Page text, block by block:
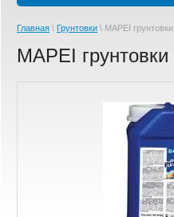
Главная \ Грунтовки \ MAPEI грунтовки
MAPEI грунтовки